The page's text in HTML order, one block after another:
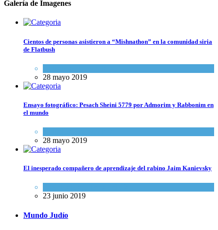
Galería de Imagenes
Cientos de personas asistieron a “Mishnathon” en la comunidad siria
de Flatbush
28 mayo 2019
Ensayo fotográfico: Pesach Sheini 5779 por Admorim y Rabbonim en
el mundo
28 mayo 2019
El inesperado compañero de aprendizaje del rabino Jaim Kanievsky
23 junio 2019
Mundo Judío